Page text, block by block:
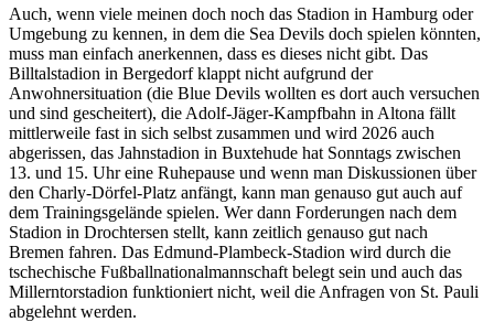
Auch, wenn viele meinen doch noch das Stadion in Hamburg oder
Umgebung zu kennen, in dem die Sea Devils doch spielen könnten,
muss man einfach anerkennen, dass es dieses nicht gibt. Das
Billtalstadion in Bergedorf klappt nicht aufgrund der
Anwohnersituation (die Blue Devils wollten es dort auch versuchen
und sind gescheitert), die Adolf-Jäger-Kampfbahn in Altona fällt
mittlerweile fast in sich selbst zusammen und wird 2026 auch
abgerissen, das Jahnstadion in Buxtehude hat Sonntags zwischen
13. und 15. Uhr eine Ruhepause und wenn man Diskussionen über
den Charly-Dörfel-Platz anfängt, kann man genauso gut auch auf
dem Trainingsgelände spielen. Wer dann Forderungen nach dem
Stadion in Drochtersen stellt, kann zeitlich genauso gut nach
Bremen fahren. Das Edmund-Plambeck-Stadion wird durch die
tschechische Fußballnationalmannschaft belegt sein und auch das
Millerntorstadion funktioniert nicht, weil die Anfragen von St. Pauli
abgelehnt werden.